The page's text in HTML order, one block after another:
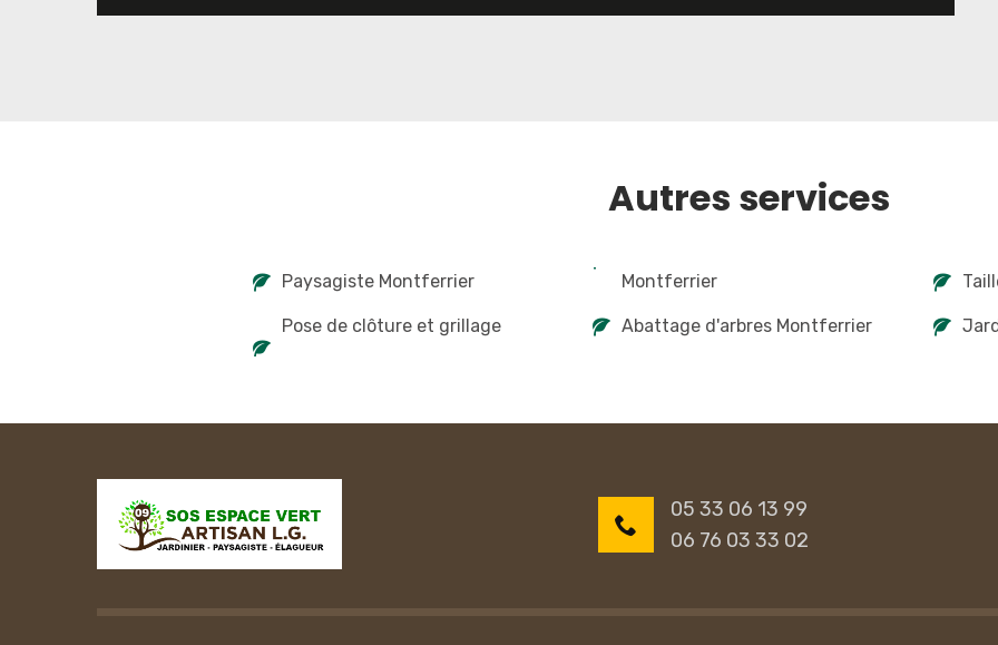
Autres services
Paysagiste Montferrier
Pose de clôture et grillage
Montferrier
Abattage d'arbres Montferrier
05 33 06 13 99
06 76 03 33 02